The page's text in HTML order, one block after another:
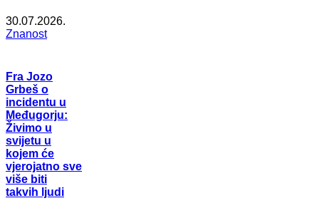
30.07.2026.
Znanost
Fra Jozo
Grbeš o
incidentu u
Međugorju:
Živimo u
svijetu u
kojem će
vjerojatno sve
više biti
takvih ljudi